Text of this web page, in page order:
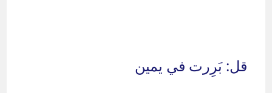
قل: بَرِرت في يمين